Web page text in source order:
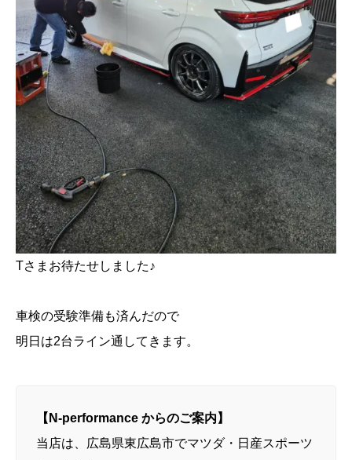
Tさまお待たせしました♪
車検の受験準備も済んだので
明日は2台ライン通してきます。
【N-performance からのご案内】
当店は、広島県東広島市でマツダ・日産スポーツ